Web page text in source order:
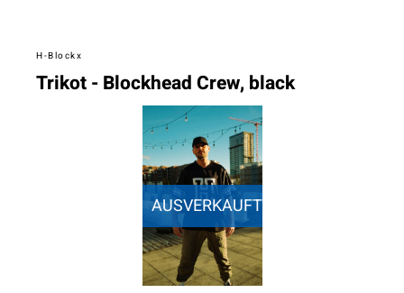
H-Blockx
Trikot - Blockhead Crew, black
AUSVERKAUFT